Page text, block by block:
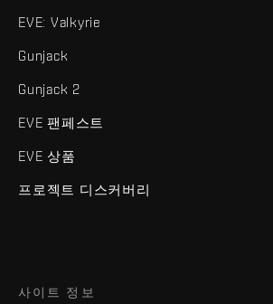
EVE: Valkyrie
Gunjack
Gunjack 2
EVE 팬페스트
EVE 상품
프로젝트 디스커버리
사이트 정보